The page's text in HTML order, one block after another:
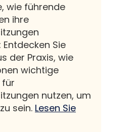
wie führende
ihre
Sie
der Praxis, wie
wichtige
für
nutzen, um
sein. Lesen Sie